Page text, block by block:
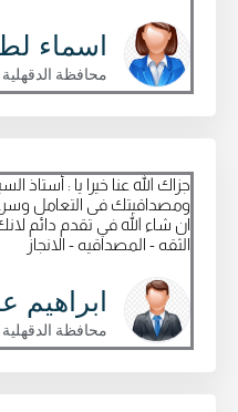
اسماء
محافظة الدقهلية .
جزاك الله عنا خيرا يا : أستاذ
ومصداقيتك فى التعامل وسرعة
ان شاء الله في تقدم دائم لانك
الثقه - المصداقيه - الانجاز
ابراهيم
محافظة الدقهلية -